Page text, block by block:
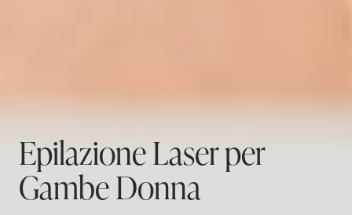
Epilazione Laser per
Gambe Donna